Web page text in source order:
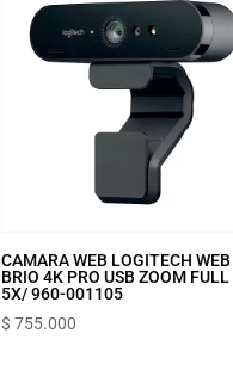
CAMARA WEB LOGITECH WEB
BRIO 4K PRO USB ZOOM FULL
5X/ 960-001105
$ 755.000